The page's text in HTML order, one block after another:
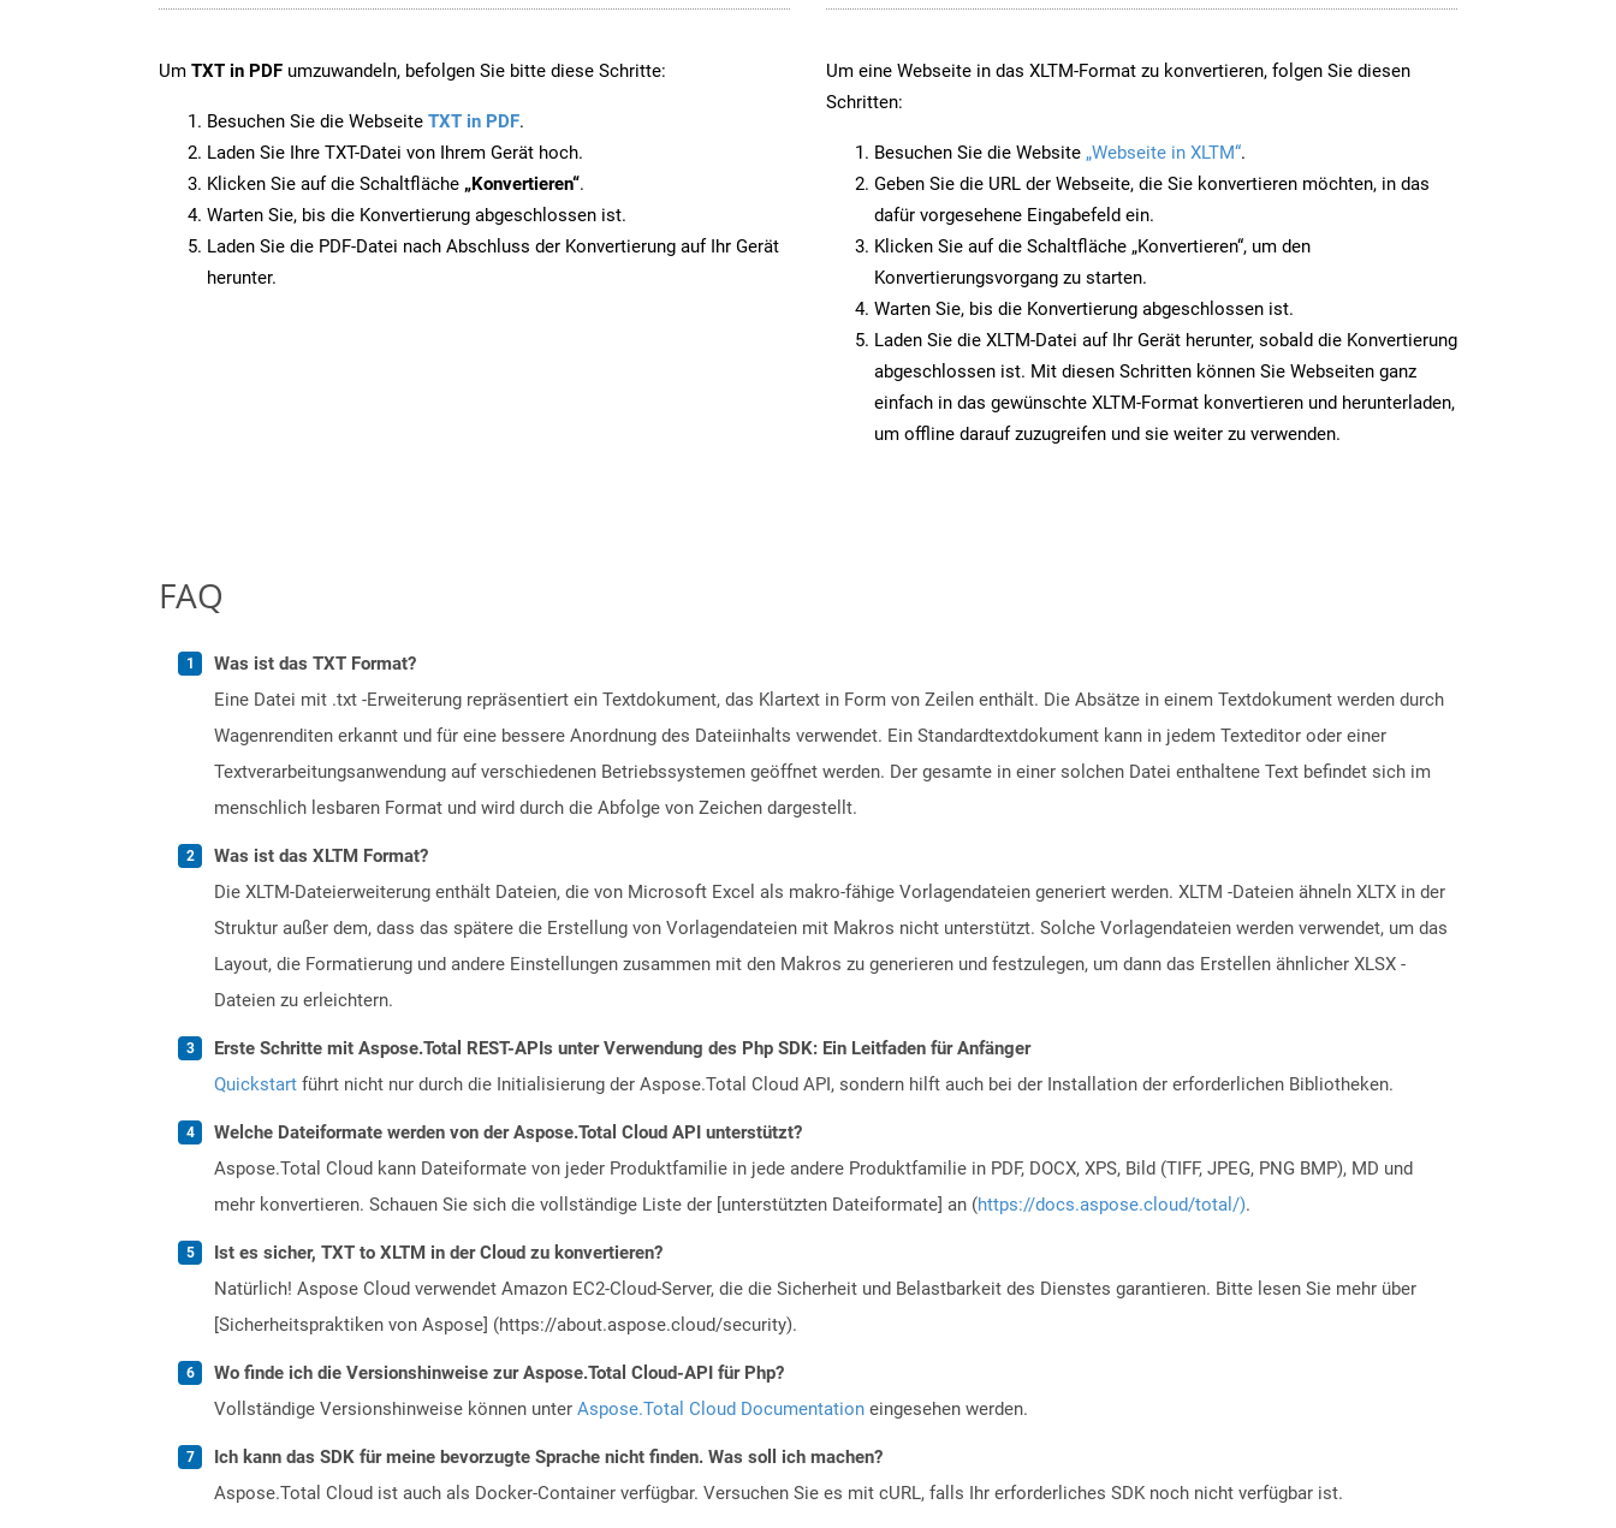
Um TXT in PDF umzuwandeln, befolgen Sie bitte diese Schritte:
Besuchen Sie die Webseite TXT in PDF.
Laden Sie Ihre TXT-Datei von Ihrem Gerät hoch.
Klicken Sie auf die Schaltfläche „Konvertieren“.
Warten Sie, bis die Konvertierung abgeschlossen ist.
Laden Sie die PDF-Datei nach Abschluss der Konvertierung auf Ihr Gerät
herunter.
Um eine Webseite in das XLTM-Format zu konvertieren, folgen Sie diesen
Schritten:
Besuchen Sie die Website „Webseite in XLTM“.
Geben Sie die URL der Webseite, die Sie konvertieren möchten, in das
dafür vorgesehene Eingabefeld ein.
Klicken Sie auf die Schaltfläche „Konvertieren“, um den
Konvertierungsvorgang zu starten.
Warten Sie, bis die Konvertierung abgeschlossen ist.
Laden Sie die XLTM-Datei auf Ihr Gerät herunter, sobald die Konvertierung
abgeschlossen ist. Mit diesen Schritten können Sie Webseiten ganz
einfach in das gewünschte XLTM-Format konvertieren und herunterladen,
um offline darauf zuzugreifen und sie weiter zu verwenden.
FAQ
Was ist das TXT Format?
Eine Datei mit .txt -Erweiterung repräsentiert ein Textdokument, das Klartext in Form von Zeilen enthält. Die Absätze in einem Textdokument werden durch
Wagenrenditen erkannt und für eine bessere Anordnung des Dateiinhalts verwendet. Ein Standardtextdokument kann in jedem Texteditor oder einer
Textverarbeitungsanwendung auf verschiedenen Betriebssystemen geöffnet werden. Der gesamte in einer solchen Datei enthaltene Text befindet sich im
menschlich lesbaren Format und wird durch die Abfolge von Zeichen dargestellt.
Was ist das XLTM Format?
Die XLTM-Dateierweiterung enthält Dateien, die von Microsoft Excel als makro-fähige Vorlagendateien generiert werden. XLTM -Dateien ähneln XLTX in der
Struktur außer dem, dass das spätere die Erstellung von Vorlagendateien mit Makros nicht unterstützt. Solche Vorlagendateien werden verwendet, um das
Layout, die Formatierung und andere Einstellungen zusammen mit den Makros zu generieren und festzulegen, um dann das Erstellen ähnlicher XLSX -
Dateien zu erleichtern.
Erste Schritte mit Aspose.Total REST-APIs unter Verwendung des Php SDK: Ein Leitfaden für Anfänger
Quickstart führt nicht nur durch die Initialisierung der Aspose.Total Cloud API, sondern hilft auch bei der Installation der erforderlichen Bibliotheken.
Welche Dateiformate werden von der Aspose.Total Cloud API unterstützt?
Aspose.Total Cloud kann Dateiformate von jeder Produktfamilie in jede andere Produktfamilie in PDF, DOCX, XPS, Bild (TIFF, JPEG, PNG BMP), MD und
mehr konvertieren. Schauen Sie sich die vollständige Liste der [unterstützten Dateiformate] an (https://docs.aspose.cloud/total/).
Ist es sicher, TXT to XLTM in der Cloud zu konvertieren?
Natürlich! Aspose Cloud verwendet Amazon EC2-Cloud-Server, die die Sicherheit und Belastbarkeit des Dienstes garantieren. Bitte lesen Sie mehr über
[Sicherheitspraktiken von Aspose] (https://about.aspose.cloud/security).
Wo finde ich die Versionshinweise zur Aspose.Total Cloud-API für Php?
Vollständige Versionshinweise können unter Aspose.Total Cloud Documentation eingesehen werden.
Ich kann das SDK für meine bevorzugte Sprache nicht finden. Was soll ich machen?
Aspose.Total Cloud ist auch als Docker-Container verfügbar. Versuchen Sie es mit cURL, falls Ihr erforderliches SDK noch nicht verfügbar ist.